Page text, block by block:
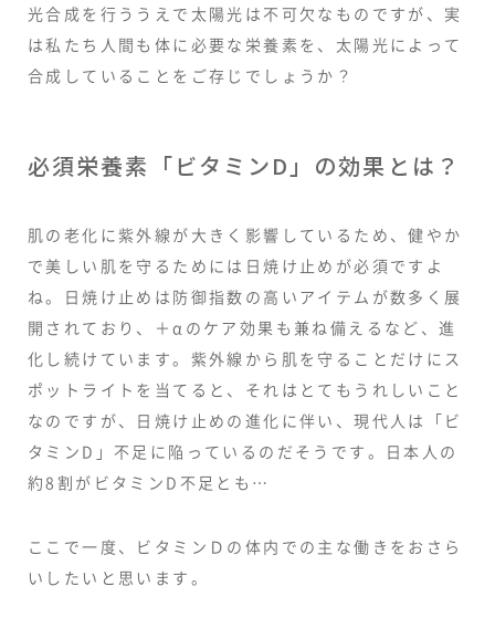
光合成を行ううえで太陽光は不可欠なものですが、実
は私たち人間も体に必要な栄養素を、太陽光によって
合成していることをご存じでしょうか？
必須栄養素「ビタミンD」の効果とは？
肌の老化に紫外線が大きく影響しているため、健やか
で美しい肌を守るためには日焼け止めが必須ですよ
ね。日焼け止めは防御指数の高いアイテムが数多く展
開されており、＋αのケア効果も兼ね備えるなど、進
化し続けています。紫外線から肌を守ることだけにス
ポットライトを当てると、それはとてもうれしいこと
なのですが、日焼け止めの進化に伴い、現代人は「ビ
タミンD」不足に陥っているのだそうです。日本人の
約8割がビタミンD不足とも…
ここで一度、ビタミンＤの体内での主な働きをおさら
いしたいと思います。